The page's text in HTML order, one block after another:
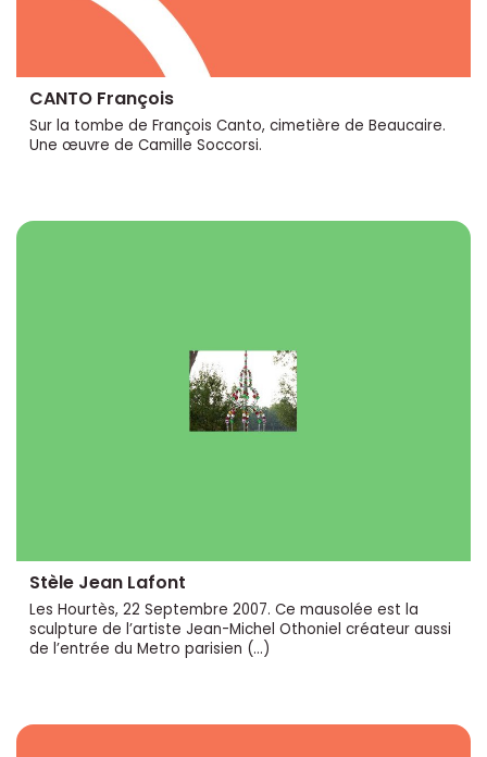
CANTO François
Sur la tombe de François Canto, cimetière de Beaucaire.
Une œuvre de Camille Soccorsi.
Stèle Jean Lafont
Les Hourtès, 22 Septembre 2007. Ce mausolée est la
sculpture de l’artiste Jean-Michel Othoniel créateur aussi
de l’entrée du Metro parisien (…)